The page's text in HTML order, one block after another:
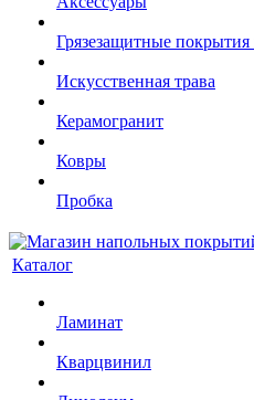
Грязезащитные
Искусственная трава
Керамогранит
Ковры
Пробка
Каталог
Ламинат
Кварцвинил